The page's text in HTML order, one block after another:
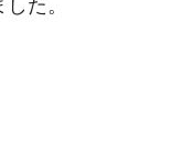
た。